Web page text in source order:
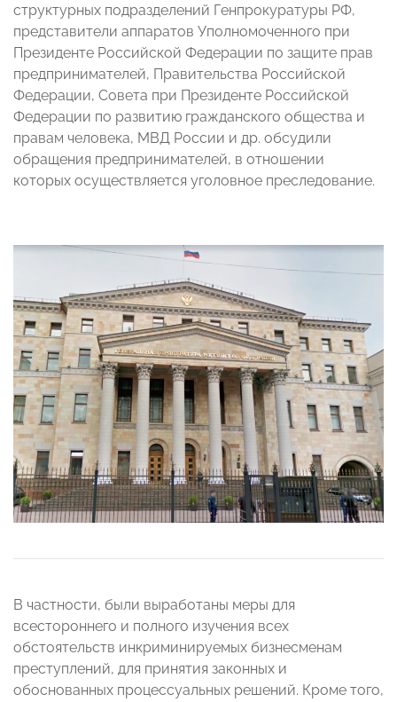
структурных подразделений Генпрокуратуры РФ,
представители аппаратов Уполномоченного при
Президенте Российской Федерации по защите прав
предпринимателей, Правительства Российской
Федерации, Совета при Президенте Российской
Федерации по развитию гражданского общества и
правам человека, МВД России и др. обсудили
обращения предпринимателей, в отношении
которых осуществляется уголовное преследование.
В частности, были выработаны меры для
всестороннего и полного изучения всех
обстоятельств инкриминируемых бизнесменам
преступлений, для принятия законных и
обоснованных процессуальных решений. Кроме того,